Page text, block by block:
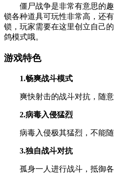
僵尸战争是非常有意思的趣
锁各种道具可玩性非常高，还
锁，玩家需要在这里创立自己
鸽模式哦。
游戏特色
1.畅爽战斗模式
爽快射击的战斗对抗，随意
2.病毒入侵猛烈
病毒入侵极其猛烈，不能随
3.独自战斗对抗
孤身一人进行战斗，抵御各